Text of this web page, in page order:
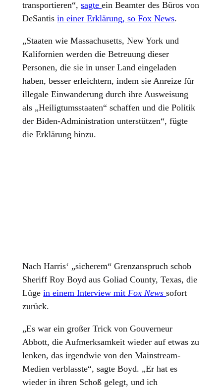
transportieren“,sagteein Beamter des Büros von
DeSantisin einer Erklärung, so Fox News.
„Staaten wie Massachusetts, New York und
Kalifornien werden die Betreuung dieser
Personen, die sie in unser Land eingeladen
haben, besser erleichtern, indem sie Anreize für
illegale Einwanderung durch ihre Ausweisung
als „Heiligtumsstaaten“ schaffen und die Politik
der Biden-Administration unterstützen“, fügte
die Erklärung hinzu.
Nach Harris‘ „sicherem“ Grenzanspruch schob
Sheriff Roy Boyd aus Goliad County, Texas, die
Lügein einem Interview mitFox Newssofort
zurück.
„Es war ein großer Trick von Gouverneur
Abbott, die Aufmerksamkeit wieder auf etwas zu
lenken, das irgendwie von den Mainstream-
Medien verblasste“, sagte Boyd. „Er hat es
wieder in ihren Schoß gelegt, und ich